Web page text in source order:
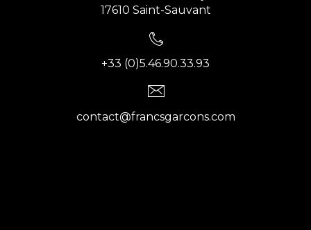
17610 Saint-Sauvant
+33 (0)5.46.90.33.93
contact@francsgarcons.com